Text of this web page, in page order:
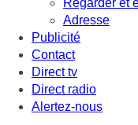
Adresse
Publicité
Contact
Direct tv
Direct radio
Alertez-nous